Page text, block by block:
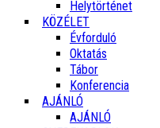
Helytörténet
KÖZÉLET
Évforduló
Oktatás
Tábor
Konferencia
AJÁNLÓ
AJÁNLÓ